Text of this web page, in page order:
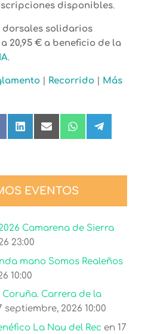
disponibles.
dorsales solidarios
20,95 € a beneficio de la
.
| Recorrido| Más
Compartir
en
Compartir
en
Compartir
en
Compartir
en
EVENTOS
Camarena de Sierra
23:00
mano Somos Realeños
10:00
Carrera de la
septiembre, 2026 10:00
La Nau del Rec en 17